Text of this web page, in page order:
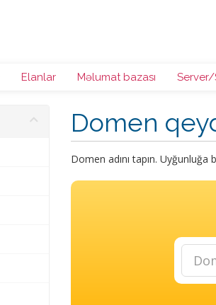
Elanlar Məlumat bazası
Domen
Domen adını tapın.